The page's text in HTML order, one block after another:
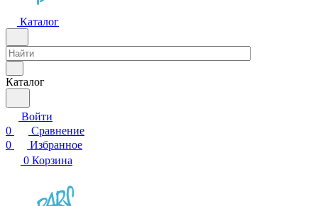
Каталог
Каталог
Войти
0
Сравнение
0
Избранное
0 Корзина